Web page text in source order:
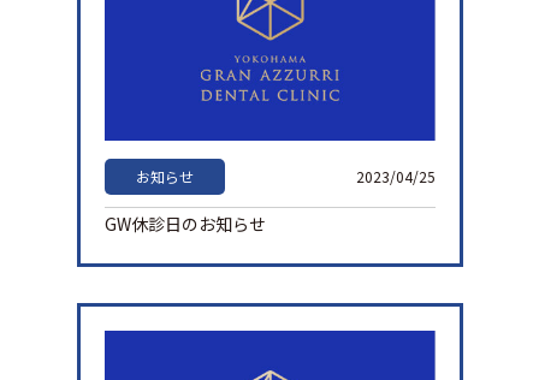
お知らせ 2023/04/25
GW休診日のお知らせ